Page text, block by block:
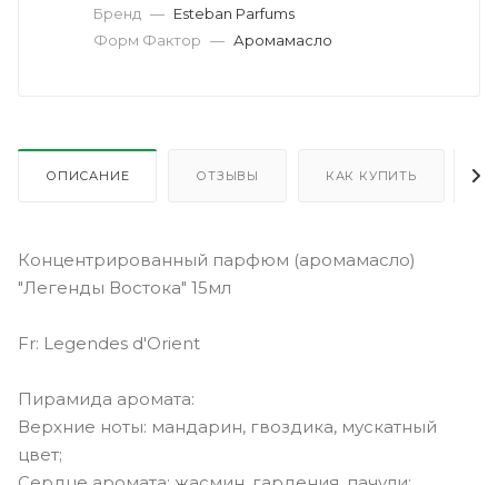
Бренд — Esteban Parfums
Форм Фактор — Аромамасло
ОПИСАНИЕ ОТЗЫВЫ КАК КУПИТЬ
Концентрированный парфюм (аромамасло)
"Легенды Востока" 15мл
Fr: Legendes d'Orient
Пирамида аромата:
Верхние ноты: мандарин, гвоздика, мускатный
цвет;